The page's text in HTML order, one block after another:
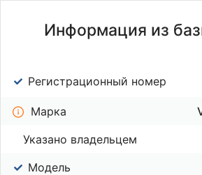
Информация из
Регистрационный номер
Марка
Указано владельцем
Модель